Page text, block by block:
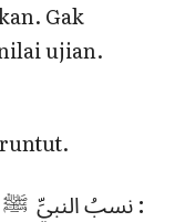
Gak
ujian.
نسبُ النبيِّ ﷺ :